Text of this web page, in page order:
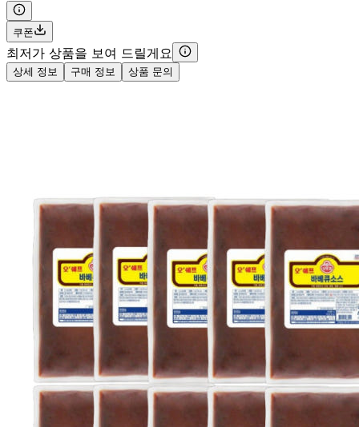
쿠폰
최저가 상품을 보여 드릴게요
상세 정보 구매 정보 상품 문의